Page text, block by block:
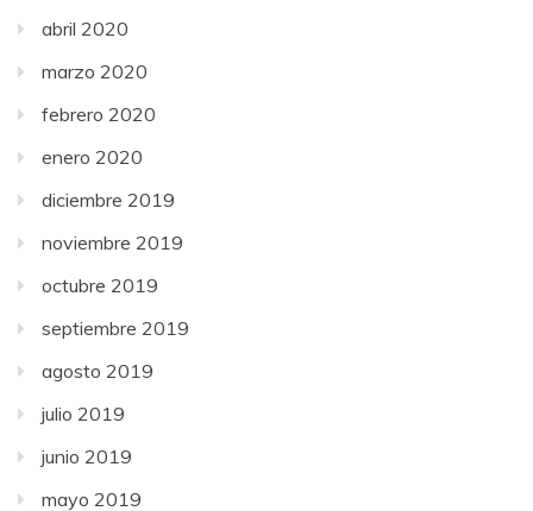
abril 2020
marzo 2020
febrero 2020
enero 2020
diciembre 2019
noviembre 2019
octubre 2019
septiembre 2019
agosto 2019
julio 2019
junio 2019
mayo 2019